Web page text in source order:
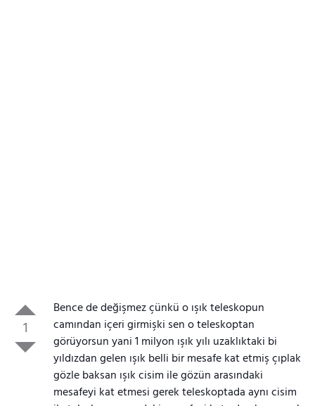
1
Bence de değişmez çünkü o ışık teleskopun
camından içeri girmişki sen o teleskoptan
görüyorsun yani 1 milyon ışık yılı uzaklıktaki bi
yıldızdan gelen ışık belli bir mesafe kat etmiş çıplak
gözle baksan ışık cisim ile gözün arasındaki
mesafeyi kat etmesi gerek teleskoptada aynı cisim